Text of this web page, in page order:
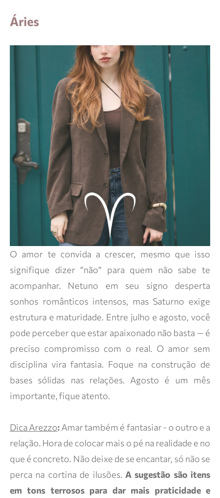
Áries
O amor te convida a crescer, mesmo que isso
signifique dizer “não” para quem não sabe te
acompanhar. Netuno em seu signo desperta
sonhos românticos intensos, mas Saturno exige
estrutura e maturidade. Entre julho e agosto, você
pode perceber que estar apaixonado não basta — é
preciso compromisso com o real. O amor sem
disciplina vira fantasia. Foque na construção de
bases sólidas nas relações. Agosto é um mês
importante, fique atento.
Dica Arezzo: Amar também é fantasiar - o outro e a
relação. Hora de colocar mais o pé na realidade e no
que é concreto. Não deixe de se encantar, só não se
perca na cortina de ilusões. A sugestão são itens
em tons terrosos para dar mais praticidade e